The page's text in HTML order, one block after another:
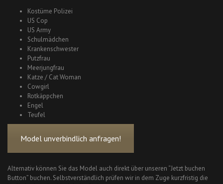
Kostüme Polizei
US Cop
US Army
Schulmädchen
Krankenschwester
Putzfrau
Meerjungfrau
Katze / Cat Woman
Cowgirl
Rotkäppchen
Engel
Teufel
Model unverbindlich anfragen!
Alternativ können Sie das Model auch direkt über unseren “Jetzt buchen
Button” buchen. Selbstverständlich prüfen wir in dem Zuge kurzfristig die